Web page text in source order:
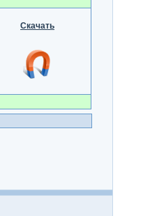
Скачать